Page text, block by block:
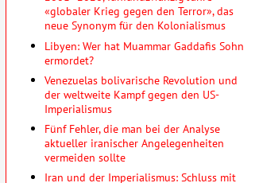
«globaler Krieg gegen den Terror», das
neue Synonym für den Kolonialismus
Libyen: Wer hat Muammar Gaddafis Sohn
ermordet?
Venezuelas bolivarische Revolution und
der weltweite Kampf gegen den US-
Imperialismus
Fünf Fehler, die man bei der Analyse
aktueller iranischer Angelegenheiten
vermeiden sollte
Iran und der Imperialismus: Schluss mit